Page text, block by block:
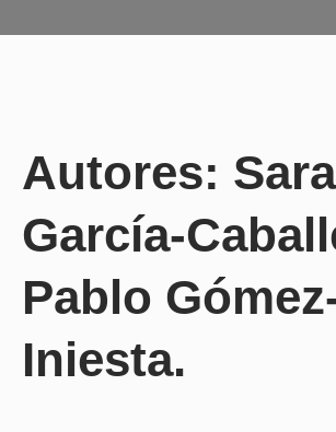
Autores: Sara
García-
Pablo
Iniesta.